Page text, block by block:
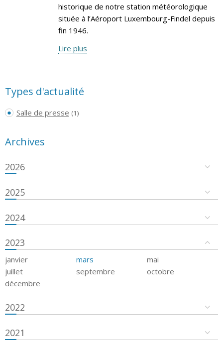
historique de notre station météorologique
située à l’Aéroport Luxembourg-Findel depuis
fin 1946.
Lire plus
Types d'actualité
Salle de presse (1)
Archives
2026
2025
2024
2023
janvier mars
mai
juillet
septembre
octobre
décembre
2022
2021